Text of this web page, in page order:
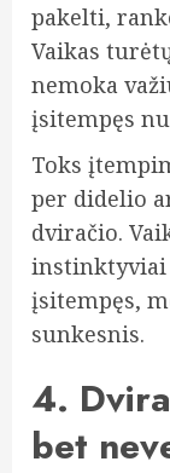
pakelti,
Vaikas
nemoka
įsitempęs
Toks
per didelio
dviračio.
instinktyviai
įsitempęs,
sunkesnis.
4.
bet